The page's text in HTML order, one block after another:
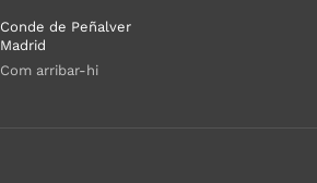
Conde de Peñalver
Madrid
Com arribar-hi